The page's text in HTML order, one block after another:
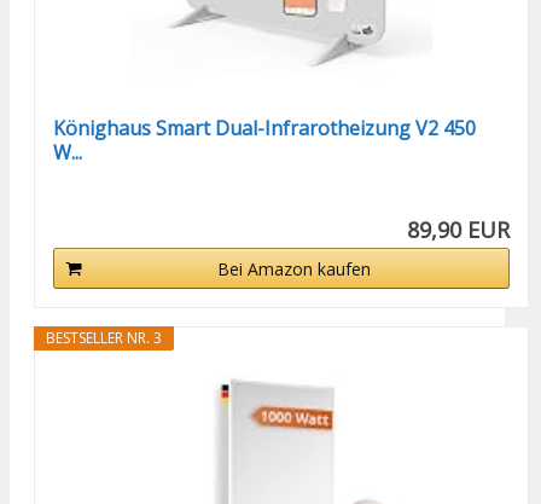
Könighaus Smart Dual-Infrarotheizung V2 450
W...
89,90 EUR
Bei Amazon kaufen
BESTSELLER NR. 3